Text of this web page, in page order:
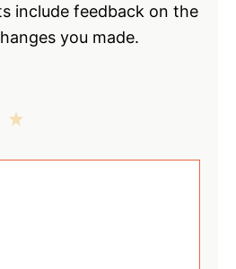
include feedback on the
you made.